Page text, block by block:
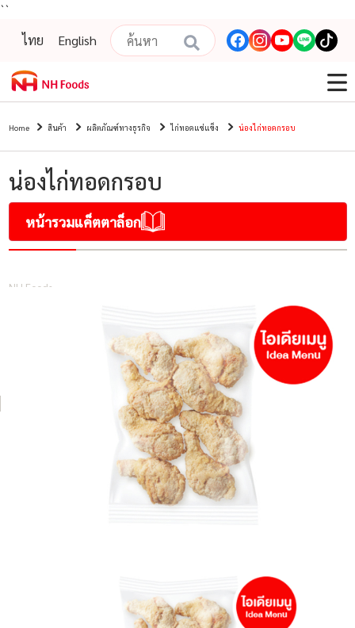
``
ไทย
English
Home สินค้า ผลิตภัณฑ์ทางธุรกิจ ไก่ทอดแช่แข็ง น่องไก่ทอดกรอบ
น่องไก่ทอดกรอบ
หน้ารวมแค็ตตาล็อก
NH Foods